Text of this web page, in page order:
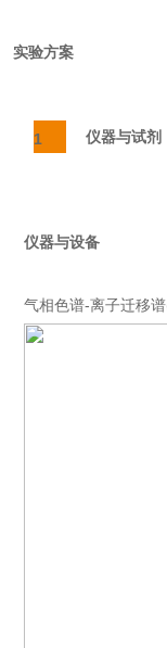
实验方案
1 仪器与试剂
仪器与设备
气相色谱-离子迁移